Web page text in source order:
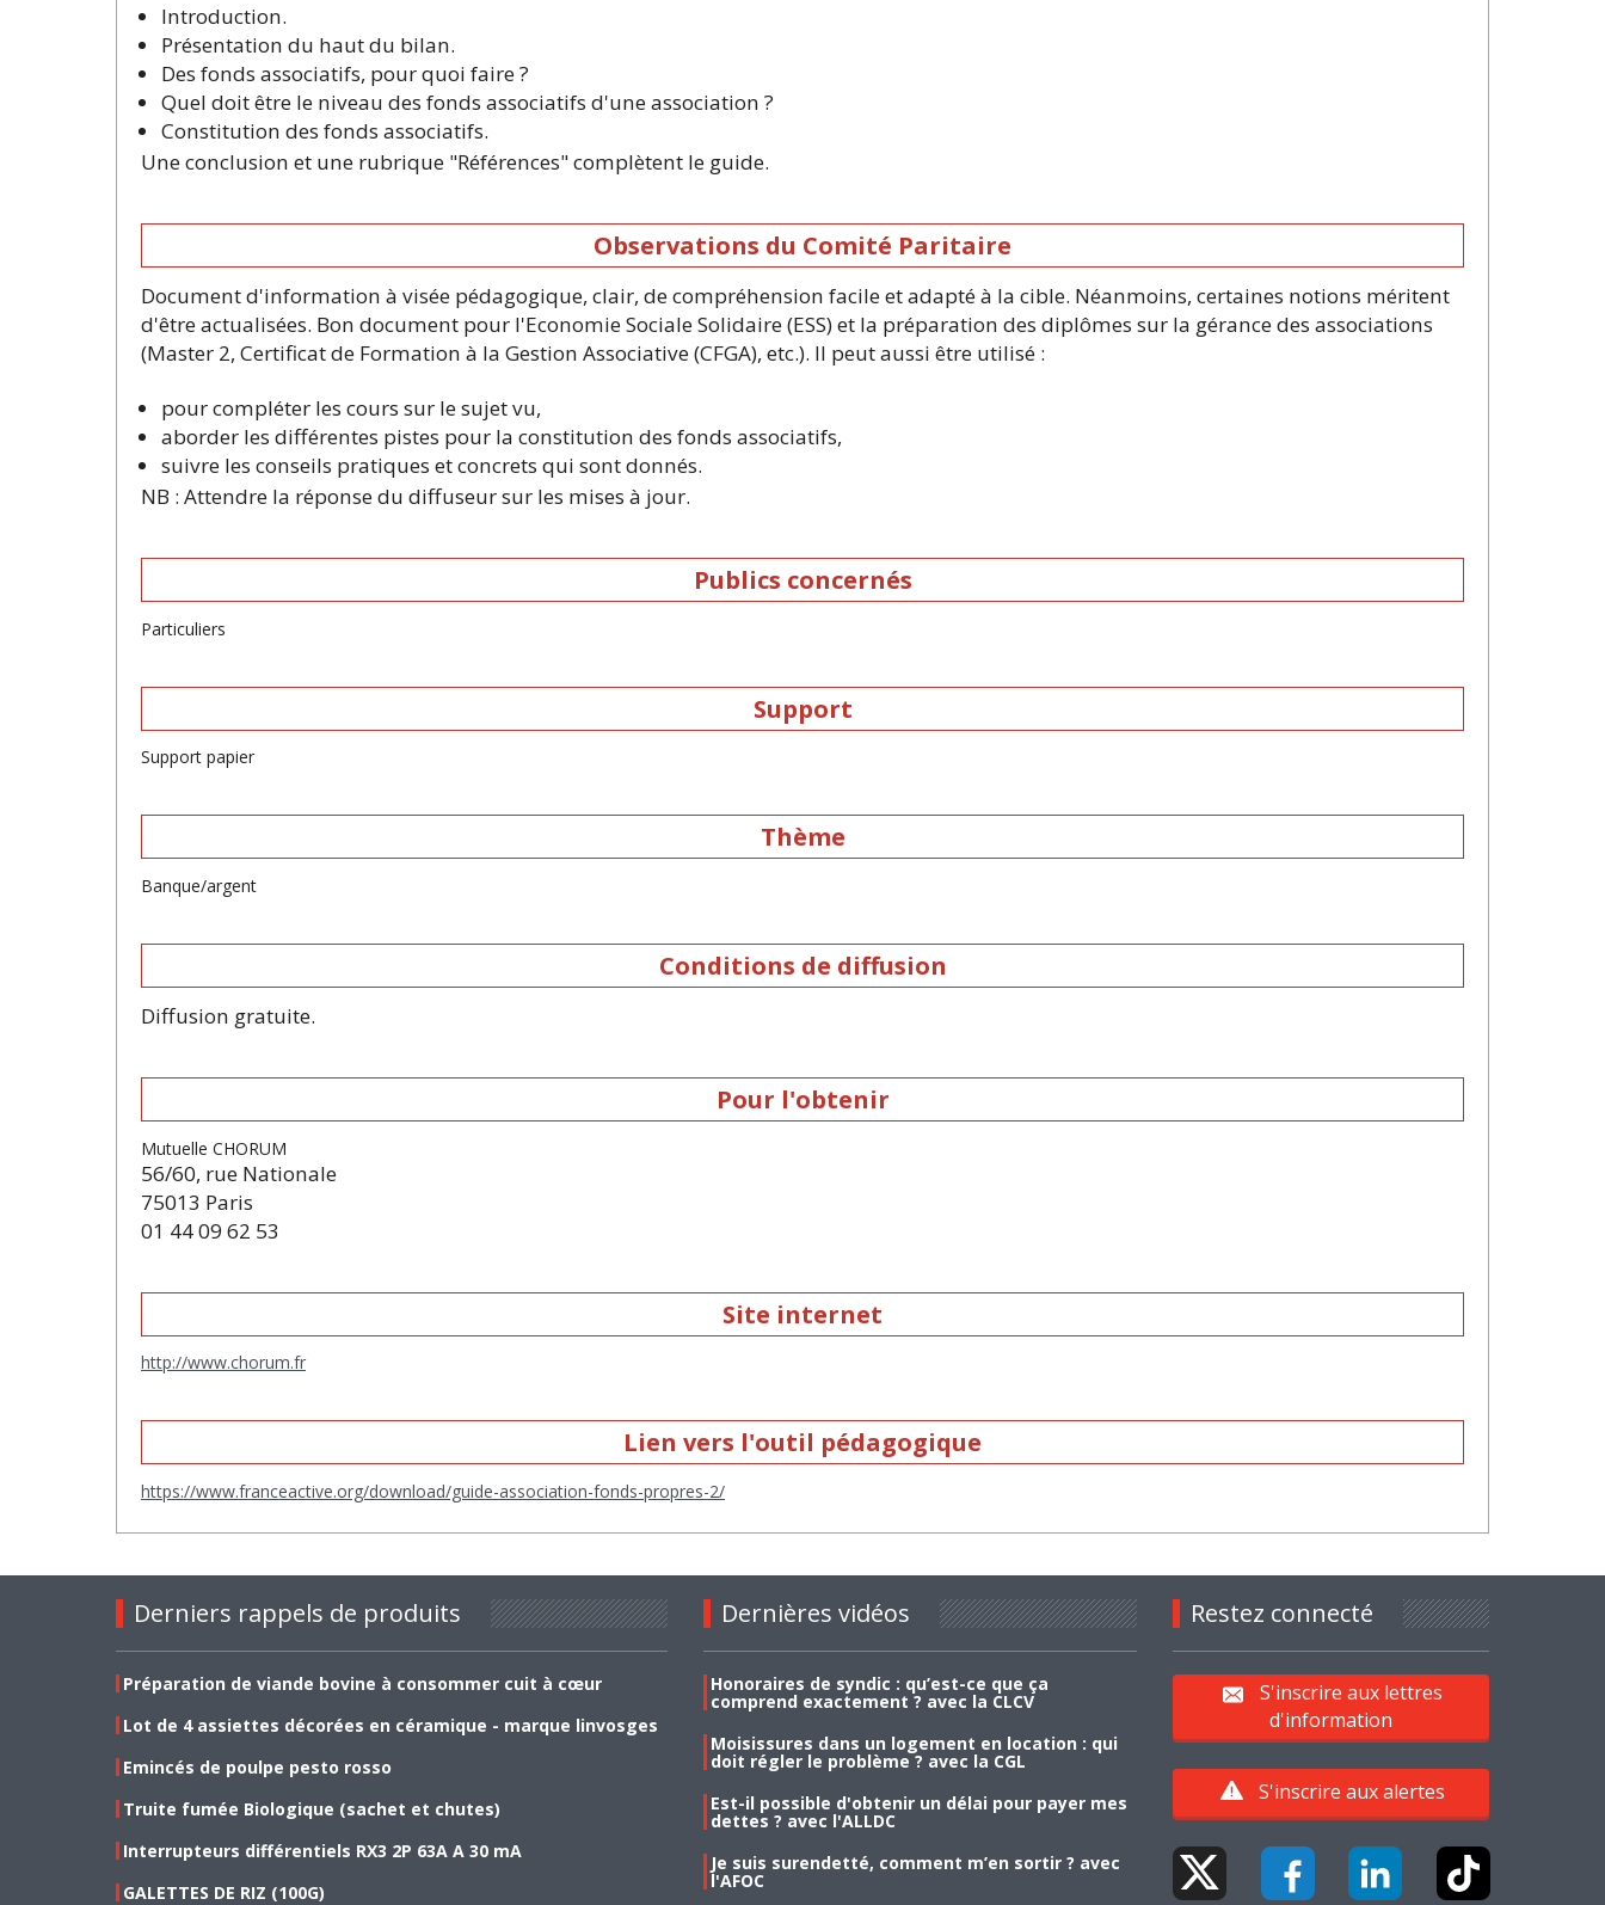
Introduction.
Présentation du haut du bilan.
Des fonds associatifs, pour quoi faire ?
Quel doit être le niveau des fonds associatifs d'une association ?
Constitution des fonds associatifs.
Une conclusion et une rubrique "Références" complètent le guide.
Observations du Comité Paritaire
Document d'information à visée pédagogique, clair, de compréhension facile et adapté à la cible. Néanmoins, certaines notions méritent
d'être actualisées. Bon document pour l'Economie Sociale Solidaire (ESS) et la préparation des diplômes sur la gérance des associations
(Master 2, Certificat de Formation à la Gestion Associative (CFGA), etc.). Il peut aussi être utilisé :
pour compléter les cours sur le sujet vu,
aborder les différentes pistes pour la constitution des fonds associatifs,
suivre les conseils pratiques et concrets qui sont donnés.
NB : Attendre la réponse du diffuseur sur les mises à jour.
Publics concernés
Particuliers
Support
Support papier
Thème
Banque/argent
Conditions de diffusion
Diffusion gratuite.
Pour l'obtenir
Mutuelle CHORUM
56/60, rue Nationale
75013 Paris
01 44 09 62 53
Site internet
http://www.chorum.fr
Lien vers l'outil pédagogique
https://www.franceactive.org/download/guide-association-fonds-propres-2/
Derniers rappels de produits
Préparation de viande bovine à consommer cuit à cœur
Lot de 4 assiettes décorées en céramique - marque linvosges
Emincés de poulpe pesto rosso
Truite fumée Biologique (sachet et chutes)
Interrupteurs différentiels RX3 2P 63A A 30 mA
GALETTES DE RIZ (100G)
Dernières vidéos
Honoraires de syndic : qu’est-ce que ça
comprend exactement ? avec la CLCV
Moisissures dans un logement en location : qui
doit régler le problème ? avec la CGL
Est-il possible d'obtenir un délai pour payer mes
dettes ? avec l'ALLDC
Je suis surendetté, comment m’en sortir ? avec
l'AFOC
Restez connecté
S'inscrire aux lettres
d'information
S'inscrire aux alertes